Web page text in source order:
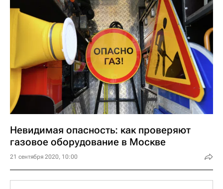
потребителю исключительно по
предварительной заявке, в заранее
назначенный день и согласованное время.
Дата очередной поверки счетчика на воду
указана в его техпаспорте.
Невидимая опасность: как проверяют
газовое оборудование в Москве
21 сентября 2020, 10:00